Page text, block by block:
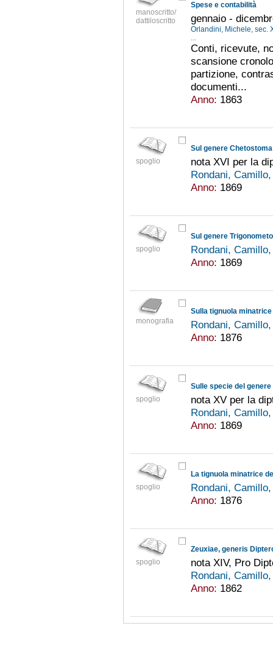
manoscritto/
dattiloscritto
Spese e contabilità
gennaio -
Orlandini, Michele, sec.
...
Conti, ricevute,
scansione
partizione,
documenti...
Anno: 1863
spoglio
Sul genere Chetostoma
nota XVI per la
Rondani,
Anno: 1869
spoglio
Sul genere
Rondani,
Anno: 1869
monografia
Sulla tignuola
Rondani,
Anno: 1876
spoglio
Sulle specie del genere
nota XV per la
Rondani,
Anno: 1869
spoglio
La tignuola minatrice
Rondani,
Anno: 1876
spoglio
Zeuxiae, generis
nota XIV, Pro
Rondani,
Anno: 1862